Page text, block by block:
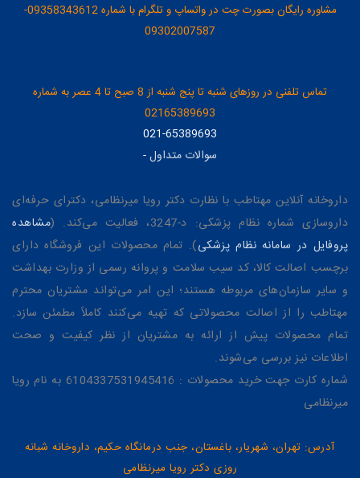
مشاوره رایگان بصورت چت در واتساپ و تلگرام با شماره 09358343612-
09302007587
تماس تلفنی در روزهای شنبه تا پنج شنبه از 8 صبح تا 4 عصر به شماره
02165389693
021-65389693
سوالات متداول-
داروخانه آنلاین مهتاطب با نظارت دکتر رویا میرنظامی، دکترای حرفه‌ای
داروسازی شماره نظام پزشکی: د-3247، فعالیت می‌کند. (
مشاهده
پروفایل در سامانه نظام پزشکی). تمام محصولات این فروشگاه دارای
برچسب اصالت کالا، کد سیب سلامت و پروانه رسمی از وزارت بهداشت
و سایر سازمان‌های مربوطه هستند؛ این امر می‌تواند مشتریان محترم
مهتاطب را از اصالت محصولاتی که تهیه می‌کنند کاملاً مطمئن سازد.
تمام محصولات پیش از ارائه به مشتریان از نظر کیفیت و صحت
اطلاعات نیز بررسی می‌شوند.
شماره کارت جهت خرید محصولات : 6104337531945416 به نام رویا
میرنظامی
آدرس: تهران، شهریار، باغستان، جنب درمانگاه حکیم، داروخانه شبانه
روزی دکتر رویا میرنظامی